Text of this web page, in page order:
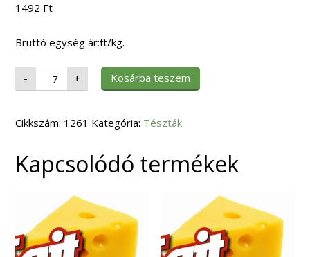
1492 Ft
Bruttó egység ár:ft/kg.
- Tészta
Tarhonya
4
kg
+ Kosárba teszem
Cikkszám: 1261 Kategória: Tészták
Kapcsolódó termékek